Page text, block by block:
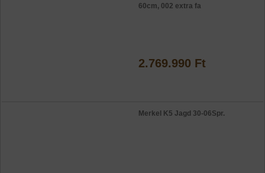
60cm, 002 extra fa
2.769.990 Ft
Merkel K5 Jagd 30-06Spr.